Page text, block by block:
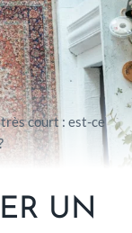
court : est-ce
UN